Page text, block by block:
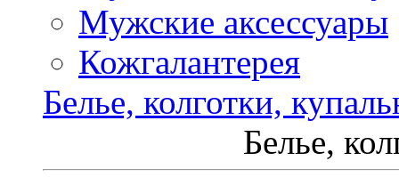
Мужские аксессуары
Кожгалантерея
Белье, колготки,
Белье,